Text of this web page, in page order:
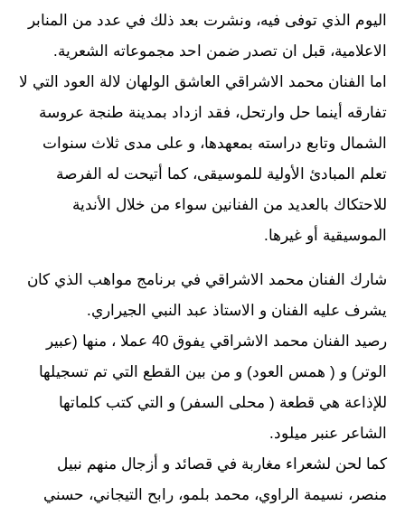
اليوم الذي توفى فيه، ونشرت بعد ذلك في عدد من المنابر
الاعلامية، قبل ان تصدر ضمن احد مجموعاته الشعرية.
اما الفنان محمد الاشراقي العاشق الولهان لالة العود التي لا
تفارقه أينما حل وارتحل، فقد ازداد بمدينة طنجة عروسة
الشمال وتابع دراسته بمعهدها، و على مدى ثلاث سنوات
تعلم المبادئ الأولية للموسيقى، كما أتيحت له الفرصة
للاحتكاك بالعديد من الفنانين سواء من خلال الأندية
الموسيقية أو غيرها.
شارك الفنان محمد الاشراقي في برنامج مواهب الذي كان
يشرف عليه الفنان و الاستاذ عبد النبي الجيراري.
رصيد الفنان محمد الاشراقي يفوق 40 عملا ، منها (عبير
الوتر) و ( همس العود) و من بين القطع التي تم تسجيلها
للإذاعة هي قطعة ( محلى السفر) و التي كتب كلماتها
الشاعر عنبر ميلود.
كما لحن لشعراء مغاربة في قصائد و أزجال منهم نبيل
منصر، نسيمة الراوي، محمد بلمو، رابح التيجاني، حسني